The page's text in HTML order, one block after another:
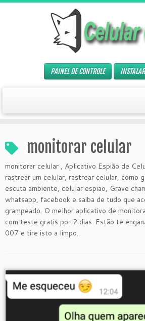
PAINEL DE CONTROLE
monitorar celular
monitorar celular , Aplicativo Espião de
rastrear um celular, rastrear celular, como
escuta ambiente, celular espiao, Grave
whatsapp, facebook e saiba de tudo que
grampeado. O melhor aplicativo de
com teste gratis por 2 dias. Estão te
007 e tire isto a limpo.